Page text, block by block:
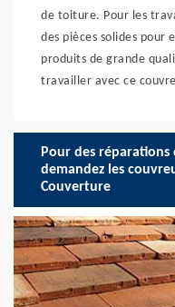
de toiture. Pour les
des pièces solides pour
produits de grande
travailler avec ce
Pour des
demandez les
Couverture